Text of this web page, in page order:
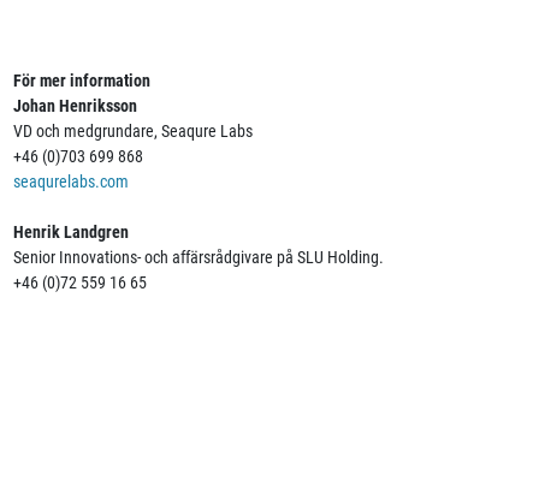
För mer information
Johan Henriksson
VD och medgrundare, Seaqure Labs
+46 (0)703 699 868
seaqurelabs.com
Henrik Landgren
Senior Innovations- och affärsrådgivare på SLU Holding.
+46 (0)72 559 16 65